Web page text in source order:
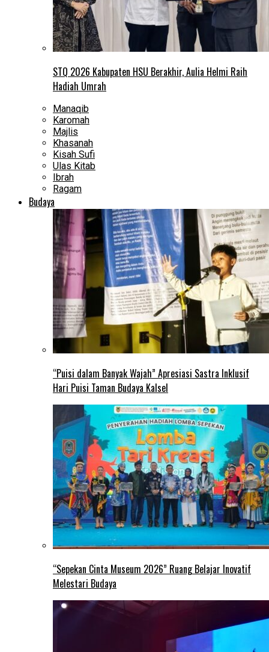
STQ 2026 Kabupaten HSU Berakhir, Aulia Helmi Raih
Hadiah Umrah
Manaqib
Karomah
Majlis
Khasanah
Kisah Sufi
Ulas Kitab
Ibrah
Ragam
Budaya
“Puisi dalam Banyak Wajah” Apresiasi Sastra Inklusif
Hari Puisi Taman Budaya Kalsel
“Sepekan Cinta Museum 2026” Ruang Belajar Inovatif
Melestari Budaya